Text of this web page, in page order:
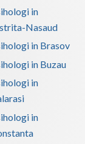
in ... (1)
in ... (1)
in ... (1)
in ... (1)
in ... (1)
in
Nasaud
in Brasov
in Buzau
in
in